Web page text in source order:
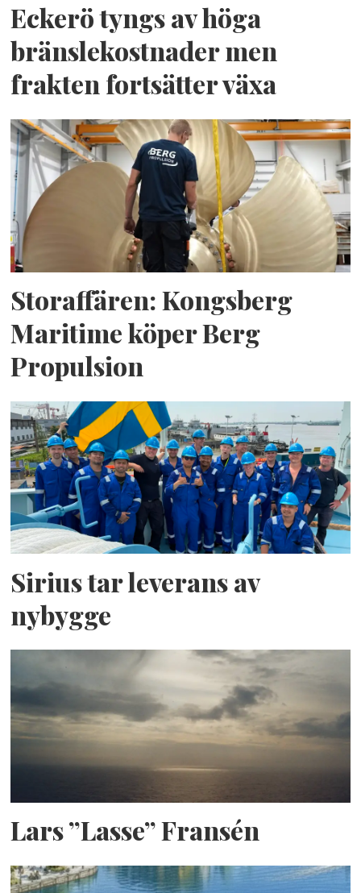
Eckerö tyngs av höga
bränslekostnader men
frakten fortsätter växa
Storaffären: Kongsberg
Maritime köper Berg
Propulsion
Sirius tar leverans av
nybygge
Lars ”Lasse” Fransén